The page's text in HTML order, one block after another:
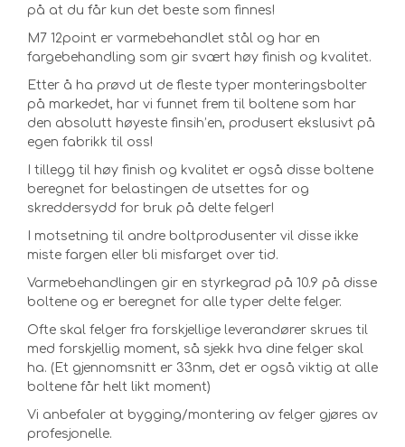
på at du får kun det beste som finnes!
M7 12point er varmebehandlet stål og har en
fargebehandling som gir svært høy finish og kvalitet.
Etter å ha prøvd ut de fleste typer monteringsbolter
på markedet, har vi funnet frem til boltene som har
den absolutt høyeste finsih’en, produsert ekslusivt på
egen fabrikk til oss!
I tillegg til høy finish og kvalitet er også disse boltene
beregnet for belastingen de utsettes for og
skreddersydd for bruk på delte felger!
I motsetning til andre boltprodusenter vil disse ikke
miste fargen eller bli misfarget over tid.
Varmebehandlingen gir en styrkegrad på 10.9 på disse
boltene og er beregnet for alle typer delte felger.
Ofte skal felger fra forskjellige leverandører skrues til
med forskjellig moment, så sjekk hva dine felger skal
ha. (Et gjennomsnitt er 33nm, det er også viktig at alle
boltene får helt likt moment)
Vi anbefaler at bygging/montering av felger gjøres av
profesjonelle.